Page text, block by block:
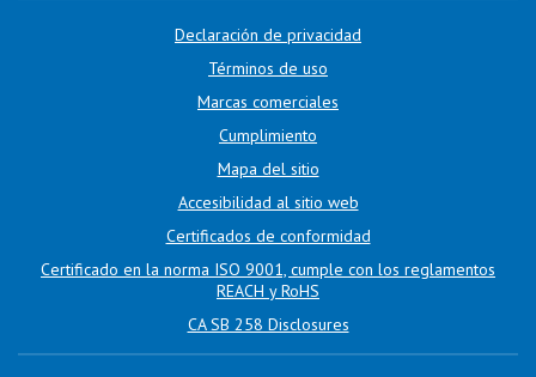
Declaración de privacidad
Términos de uso
Marcas comerciales
Cumplimiento
Mapa del sitio
Accesibilidad al sitio web
Certificados de conformidad
Certificado en la norma ISO 9001, cumple con los reglamentos
REACH y RoHS
CA SB 258 Disclosures